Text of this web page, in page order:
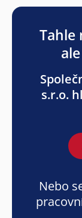
Tahle
s.r.o.
Nebo